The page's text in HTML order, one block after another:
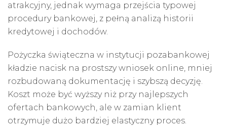
atrakcyjny, jednak wymaga przejścia typowej
procedury bankowej, z pełną analizą historii
kredytowej i dochodów.
Pożyczka świąteczna w instytucji pozabankowej
kładzie nacisk na prostszy wniosek online, mniej
rozbudowaną dokumentację i szybszą decyzję.
Koszt może być wyższy niż przy najlepszych
ofertach bankowych, ale w zamian klient
otrzymuje dużo bardziej elastyczny proces.